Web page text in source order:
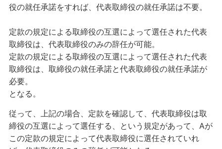
役の就任承諾をすれば、代表取締役の就任承諾は不要。
定款の規定による取締役の互選によって選任された代表
取締役は、代表取締役のみの辞任が可能。
定款の規定による取締役の互選によって選任された代表
取締役は、取締役の就任承諾と代表取締役の就任承諾が
必要。
となる。
従って、上記の場合、定款を確認して、代表取締役は取
締役の互選によって選任する、という規定があって、Aが
この定款の規定によって代表取締役に選任されていれ